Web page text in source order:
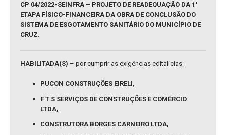
CP 04/2022-SEINFRA – PROJETO DE READEQUAÇÃO DA 1°
ETAPA FÍSICO-FINANCEIRA DA OBRA DE CONCLUSÃO DO
SISTEMA DE ESGOTAMENTO SANITÁRIO DO MUNICÍPIO DE
CRUZ.
HABILITADA(S) – por cumprir as exigências editalícias:
PUCON CONSTRUÇÕES EIRELI,
F T S SERVIÇOS DE CONSTRUÇÕES E COMÉRCIO
LTDA,
CONSTRUTORA BORGES CARNEIRO LTDA,